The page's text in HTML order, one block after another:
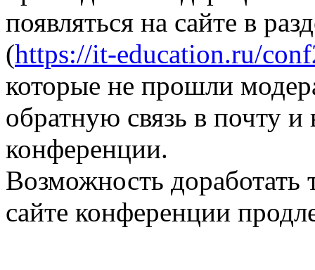
появляться на сайте в
(https://it-education.ru/
которые не прошли
обратную связь в почту
конференции.
Возможность доработать
сайте конференции